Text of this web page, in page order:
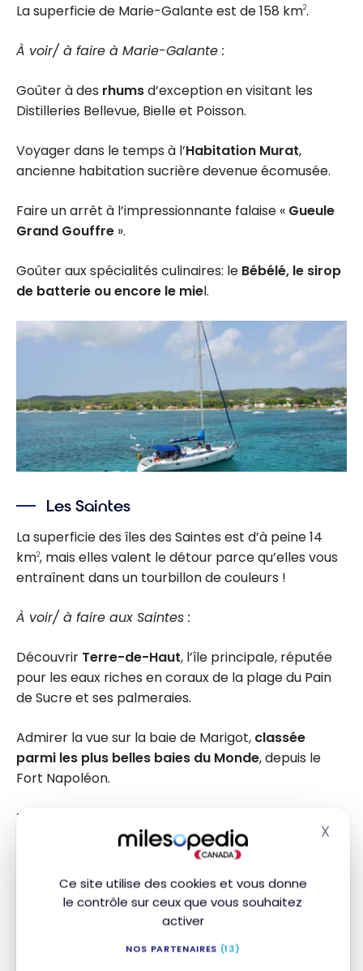
Ce site utilise des cookies et vous donne
le contrôle sur ceux que vous souhaitez
activer
NOS PARTENAIRES (13)
X
La superficie de Marie-Galante est de 158 km2.
À voir/ à faire à Marie-Galante :
Goûter à des rhumsd’exception en visitant les
Distilleries Bellevue, Bielle et Poisson.
Voyager dans le temps à l’Habitation Murat,
ancienne habitation sucrière devenue écomusée.
Faire un arrêt à l’impressionnante falaise « Gueule
Grand Gouffre ».
Goûter aux spécialités culinaires: le Bébélé, le sirop
de batterie ou encore le miel.
Les Saintes
La superficie des îles des Saintes est d’à peine 14
km2, mais elles valent le détour parce qu’elles vous
entraînent dans un tourbillon de couleurs !
À voir/ à faire aux Saintes :
Découvrir Terre-de-Haut, l’île principale, réputée
pour les eaux riches en coraux de la plage du Pain
de Sucre et ses palmeraies.
Admirer la vue sur la baie de Marigot, classée
parmi les plus belles baies du Monde, depuis le
Fort Napoléon.
Toujours à Terre-de-Haut, profiter du calme de la
plage de Pompierre pour savourer une crêpe de
poissons ou un tourment d’amour, une pâtisserie
que les femmes préparaient à leur époux qui
partaient pêcher en mer.
Découvrir Terre-de-Bas. Pratiquer la randonnée en
Dessus de l ‘Étang